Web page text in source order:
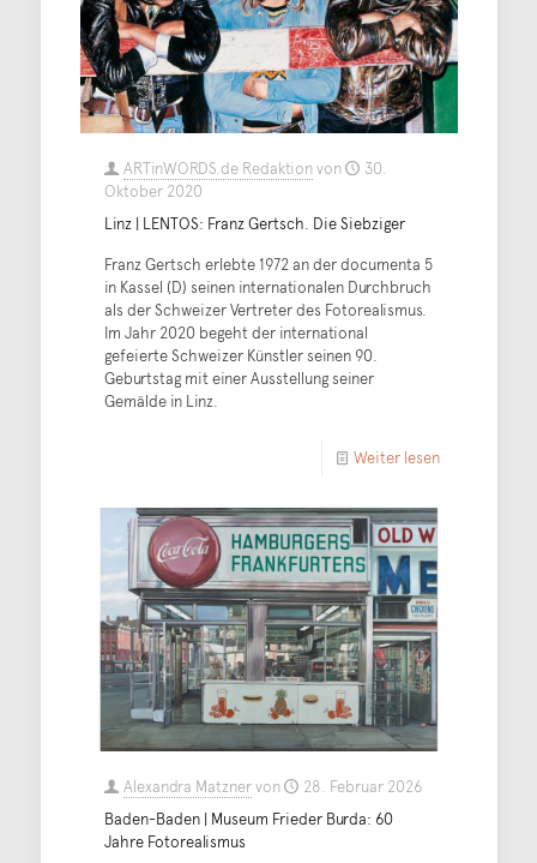
ARTinWORDS.de Redaktionvon
30.
Oktober 2020
Linz | LENTOS: Franz Gertsch. Die Siebziger
Franz Gertsch erlebte 1972 an der documenta 5
in Kassel (D) seinen internationalen Durchbruch
als der Schweizer Vertreter des Fotorealismus.
Im Jahr 2020 begeht der international
gefeierte Schweizer Künstler seinen 90.
Geburtstag mit einer Ausstellung seiner
Gemälde in Linz.
Weiter lesen
Alexandra Matznervon
28. Februar 2026
Baden-Baden | Museum Frieder Burda: 60
Jahre Fotorealismus